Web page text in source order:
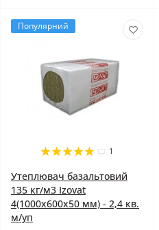
Популярний
1
Утеплювач базальтовий
135 кг/м3 Izovat
4(1000x600x50 мм) - 2,4 кв.
м/уп